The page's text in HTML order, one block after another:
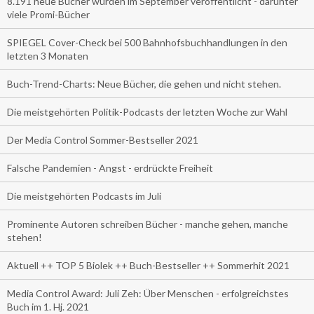
viele Promi-Bücher
SPIEGEL Cover-Check bei 500 Bahnhofsbuchhandlungen in den
letzten 3 Monaten
Buch-Trend-Charts: Neue Bücher, die gehen und nicht stehen.
Die meistgehörten Politik-Podcasts der letzten Woche zur Wahl
Der Media Control Sommer-Bestseller 2021
Falsche Pandemien - Angst - erdrückte Freiheit
Die meistgehörten Podcasts im Juli
Prominente Autoren schreiben Bücher - manche gehen, manche
stehen!
Aktuell ++ TOP 5 Biolek ++ Buch-Bestseller ++ Sommerhit 2021
Media Control Award: Juli Zeh: Über Menschen - erfolgreichstes
Buch im 1. Hj. 2021